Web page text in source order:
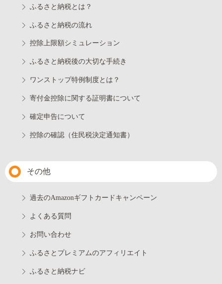
ふるさと納税とは？
ふるさと納税の流れ
控除上限額シミュレーション
ふるさと納税後の大切な手続き
ワンストップ特例制度とは？
寄付金控除に関する証明書について
確定申告について
控除の確認（住民税決定通知書）
その他
過去のAmazonギフトカードキャンペーン
よくある質問
お問い合わせ
ふるさとプレミアムのアフィリエイト
ふるさと納税ナビ